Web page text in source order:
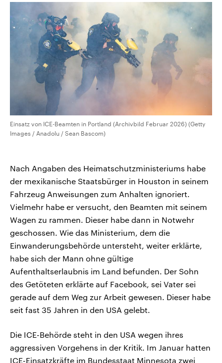
Wahlprogramme, aktuelle Berichte
und Hintergründe zu den Parteien
und Kandidaten der anstehenden
Sendungen Programm
Audio-Archiv
Einsatz von ICE-Beamten in Portland (Archivbild Februar 2026) (Getty
Images / Anadolu / Sean Bascom)
Nach Angaben des Heimatschutzministeriums habe
der mexikanische Staatsbürger in Houston in seinem
Fahrzeug Anweisungen zum Anhalten ignoriert.
Vielmehr habe er versucht, den Beamten mit seinem
Wagen zu rammen. Dieser habe dann in Notwehr
geschossen. Wie das Ministerium, dem die
Einwanderungsbehörde untersteht, weiter erklärte,
habe sich der Mann ohne gültige
Aufenthaltserlaubnis im Land befunden. Der Sohn
des Getöteten erklärte auf Facebook, sei Vater sei
gerade auf dem Weg zur Arbeit gewesen. Dieser habe
seit fast 35 Jahren in den USA gelebt.
Die ICE-Behörde steht in den USA wegen ihres
aggressiven Vorgehens in der Kritik. Im Januar hatten
ICE-Einsatzkräfte im Bundesstaat Minnesota zwei